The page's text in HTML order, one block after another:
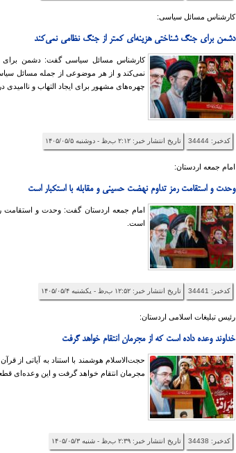
کارشناس مسائل سیاسی:
دشمن برای جنگ شناختی هزینه‌ای کمتر از جنگ نظامی نمی‌کند
کارشناس مسائل سیاسی گفت: دشمن برای
نمی‌کند و از هر موضوعی از جمله مسائل
چهره‌های مشهور برای ایجاد التهاب و ناامیدی
کدخبر: 34444 تاریخ انتشار خبر: ۲:۱۲ ب٫ظ - دوشنبه ۱۴۰۵/۰۵/۵
امام جمعه اردستان:
وحدت و استقامت رمز تداوم نهضت حسینی و مقابله با استکبار است
امام جمعه اردستان گفت: وحدت و استقامت
است.
کدخبر: 34441 تاریخ انتشار خبر: ۱۲:۵۲ ب٫ظ - یکشنبه ۱۴۰۵/۰۵/۴
رئیس تبلیغات اسلامی اردستان:
خداوند وعده داده است که از مجرمان انتقام خواهد گرفت
حجت‌الاسلام هوشمند با استناد به آیاتی از
مجرمان انتقام خواهد گرفت و این وعده‌ای
کدخبر: 34438 تاریخ انتشار خبر: ۲:۳۹ ب٫ظ - شنبه ۱۴۰۵/۰۵/۳